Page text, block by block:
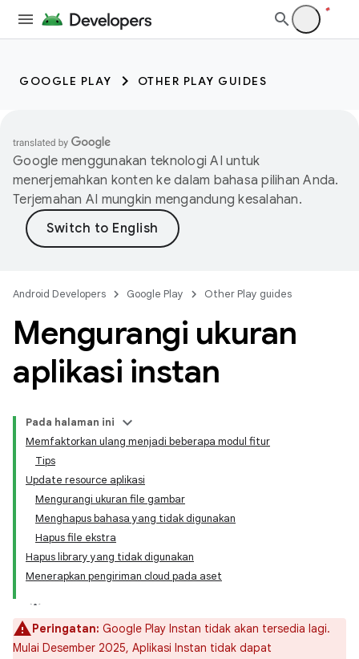
GOOGLE PLAY OTHER PLAY GUIDES
Google menggunakan teknologi AI untuk
menerjemahkan konten ke dalam bahasa pilihan Anda.
Terjemahan AI mungkin mengandung kesalahan.
Android Developers Google Play Other Play guides
Mengurangi ukuran
aplikasi instan
Pada halaman ini
Memfaktorkan ulang menjadi beberapa modul fitur
Tips
Update resource aplikasi
Mengurangi ukuran file gambar
Menghapus bahasa yang tidak digunakan
Hapus file ekstra
Hapus library yang tidak digunakan
Menerapkan pengiriman cloud pada aset
Peringatan: Google Play Instan tidak akan tersedia lagi.
Mulai Desember 2025, Aplikasi Instan tidak dapat